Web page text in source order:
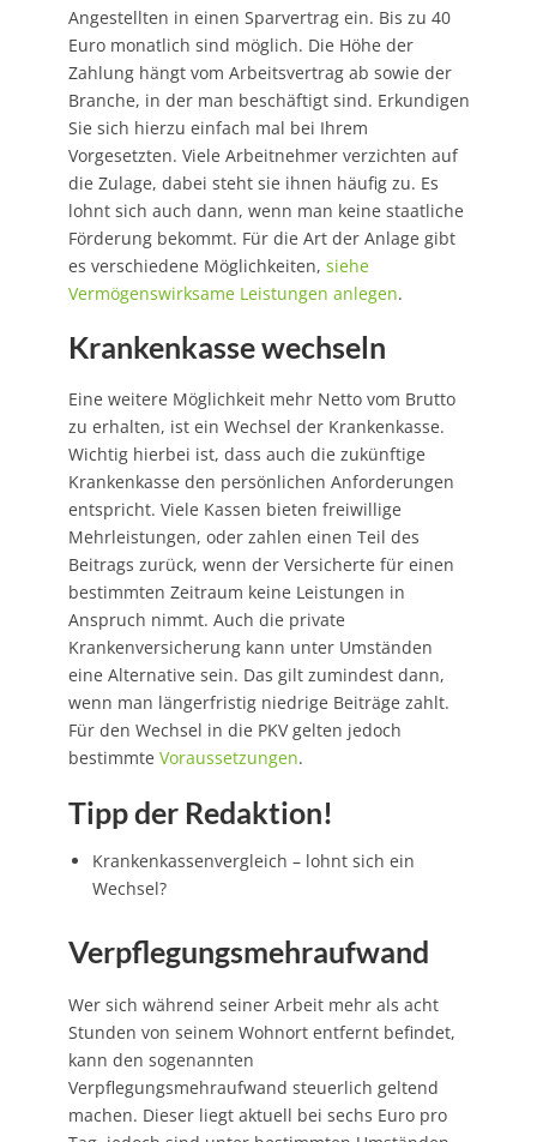
Angestellten in einen Sparvertrag ein. Bis zu 40
Euro monatlich sind möglich. Die Höhe der
Zahlung hängt vom Arbeitsvertrag ab sowie der
Branche, in der man beschäftigt sind. Erkundigen
Sie sich hierzu einfach mal bei Ihrem
Vorgesetzten. Viele Arbeitnehmer verzichten auf
die Zulage, dabei steht sie ihnen häufig zu. Es
lohnt sich auch dann, wenn man keine staatliche
Förderung bekommt. Für die Art der Anlage gibt
es verschiedene Möglichkeiten, siehe
Vermögenswirksame Leistungen anlegen.
Krankenkasse wechseln
Eine weitere Möglichkeit mehr Netto vom Brutto
zu erhalten, ist ein Wechsel der Krankenkasse.
Wichtig hierbei ist, dass auch die zukünftige
Krankenkasse den persönlichen Anforderungen
entspricht. Viele Kassen bieten freiwillige
Mehrleistungen, oder zahlen einen Teil des
Beitrags zurück, wenn der Versicherte für einen
bestimmten Zeitraum keine Leistungen in
Anspruch nimmt. Auch die private
Krankenversicherung kann unter Umständen
eine Alternative sein. Das gilt zumindest dann,
wenn man längerfristig niedrige Beiträge zahlt.
Für den Wechsel in die PKV gelten jedoch
bestimmte Voraussetzungen.
Tipp der Redaktion!
Krankenkassenvergleich – lohnt sich ein
Wechsel?
Verpflegungsmehraufwand
Wer sich während seiner Arbeit mehr als acht
Stunden von seinem Wohnort entfernt befindet,
kann den sogenannten
Verpflegungsmehraufwand steuerlich geltend
machen. Dieser liegt aktuell bei sechs Euro pro